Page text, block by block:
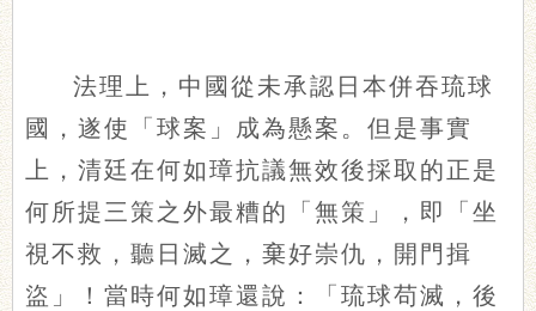
法理上，中國從未承認日本併吞琉球
國，遂使「球案」成為懸案。但是事實
上，清廷在何如璋抗議無效後採取的正是
何所提三策之外最糟的「無策」，即「坐
視不救，聽日滅之，棄好崇仇，開門揖
盜」！當時何如璋還說：「琉球苟滅，後